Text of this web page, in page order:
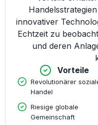
innovativer
Echtzeit zu
und deren
Vorteile
Revolutionärer
Handel
Riesige globale
Gemeinschaft